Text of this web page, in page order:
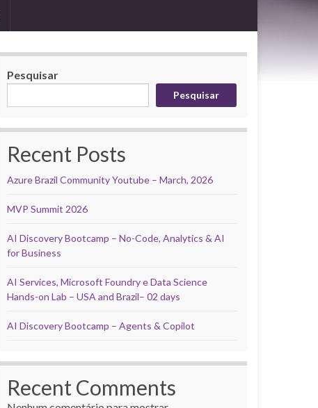
Pesquisar
Pesquisar
Recent Posts
Azure Brazil Community Youtube – March, 2026
MVP Summit 2026
AI Discovery Bootcamp – No-Code, Analytics & AI
for Business
AI Services, Microsoft Foundry e Data Science
Hands-on Lab – USA and Brazil– 02 days
AI Discovery Bootcamp – Agents & Copilot
Recent Comments